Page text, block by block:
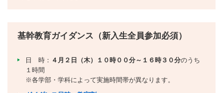
基幹教育ガイダンス（新入生全員参加必須）
日 時： ４月２日（木）１０時００分～１６時３０分のうち
１時間
※各学部・学科によって実施時間帯が異なります。